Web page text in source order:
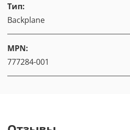
Тип:
Backplane
MPN:
777284-001